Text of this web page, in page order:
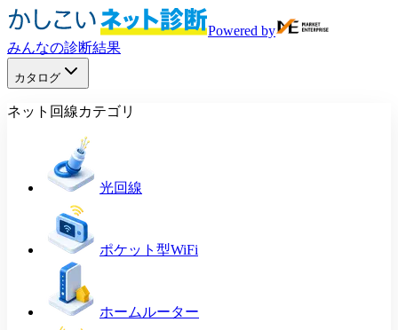
Powered by
みんなの診断結果
カタログ
ネット回線カテゴリ
光回線
ポケット型WiFi
ホームルーター